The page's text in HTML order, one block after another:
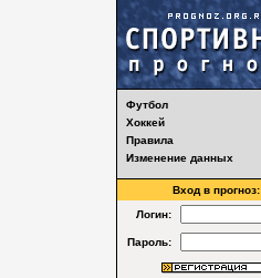
Футбол
Хоккей
Правила
Изменение данных
Вход в прогноз:
Логин:
Пароль: